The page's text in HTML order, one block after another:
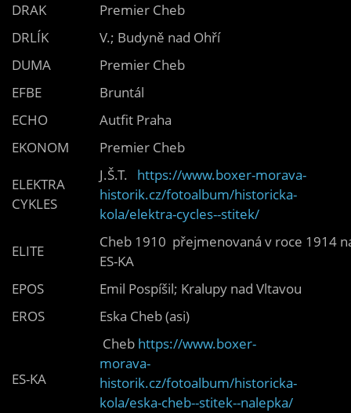
DRAK
Premier Cheb
DRLÍK
V.; Budyně nad Ohří
DUMA
Premier Cheb
EFBE
Bruntál
ECHO
Autfit Praha
EKONOM
Premier Cheb
ELEKTRA
CYKLES
J.Š.T. https://www.boxer-morava-
historik.cz/fotoalbum/historicka-
kola/elektra-cycles--stitek/
ELITE
Cheb 1910 přejmenovaná v roce 1914
ES-KA
EPOS
Emil Pospíšil; Kralupy nad Vltavou
EROS
Eska Cheb (asi)
ES-KA
Cheb https://www.boxer-
morava-
historik.cz/fotoalbum/historicka-
kola/eska-cheb--stitek--nalepka/